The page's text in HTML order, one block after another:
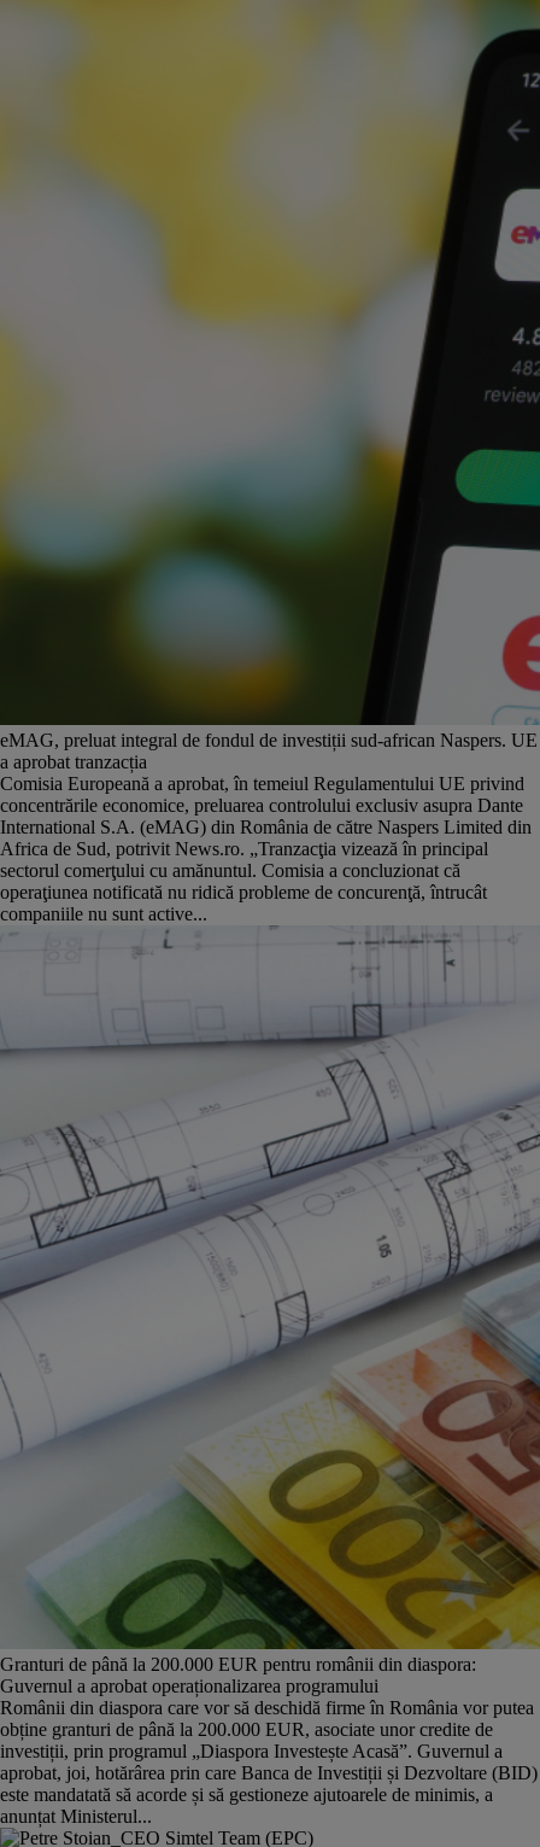
eMAG, preluat integral de fondul de investiții sud-african Naspers. UE
a aprobat tranzacția
Comisia Europeană a aprobat, în temeiul Regulamentului UE privind
concentrările economice, preluarea controlului exclusiv asupra Dante
International S.A. (eMAG) din România de către Naspers Limited din
Africa de Sud, potrivit News.ro. „Tranzacţia vizează în principal
sectorul comerţului cu amănuntul. Comisia a concluzionat că
operaţiunea notificată nu ridică probleme de concurenţă, întrucât
companiile nu sunt active...
Granturi de până la 200.000 EUR pentru românii din diaspora:
Guvernul a aprobat operaționalizarea programului
Românii din diaspora care vor să deschidă firme în România vor putea
obține granturi de până la 200.000 EUR, asociate unor credite de
investiții, prin programul „Diaspora Investește Acasă”. Guvernul a
aprobat, joi, hotărârea prin care Banca de Investiții și Dezvoltare (BID)
este mandatată să acorde și să gestioneze ajutoarele de minimis, a
anunțat Ministerul...